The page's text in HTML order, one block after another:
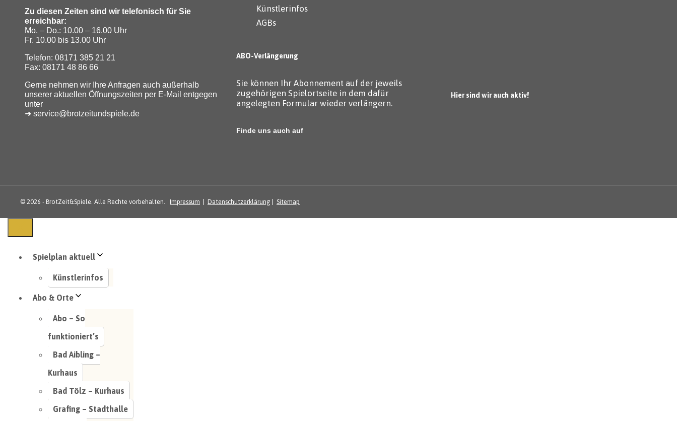
Zu diesen Zeiten sind wir telefonisch für Sie
erreichbar:
Mo. – Do.: 10.00 – 16.00 Uhr
Fr. 10.00 bis 13.00 Uhr
Telefon: 08171 385 21 21
Fax: 08171 48 86 66
Gerne nehmen wir Ihre Anfragen auch außerhalb
unserer aktuellen Öffnungszeiten per E-Mail entgegen
unter
➜ service@brotzeitundspiele.de
Künstlerinfos
AGBs
ABO-Verlängerung
Sie können Ihr Abonnement auf der jeweils
zugehörigen Spielortseite in dem dafür
angelegten Formular wieder verlängern.
Finde uns auch auf
Hier sind wir auch aktiv!
© 2026 - BrotZeit&Spiele. Alle Rechte vorbehalten. Impressum Datenschutzerklärung Sitemap
Spielplan aktuell
Künstlerinfos
Abo & Orte
Abo – So
funktioniert’s
Bad Aibling –
Kurhaus
Bad Tölz – Kurhaus
Grafing – Stadthalle